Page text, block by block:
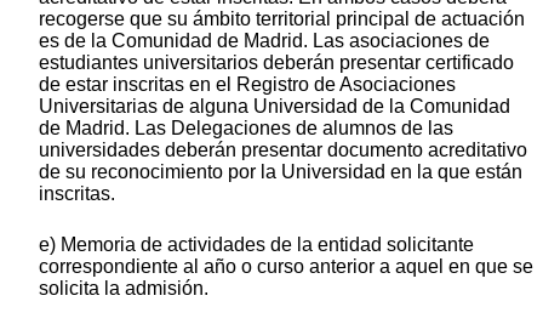
recogerse que su ámbito territorial principal de actuación
es de la Comunidad de Madrid. Las asociaciones de
estudiantes universitarios deberán presentar certificado
de estar inscritas en el Registro de Asociaciones
Universitarias de alguna Universidad de la Comunidad
de Madrid. Las Delegaciones de alumnos de las
universidades deberán presentar documento acreditativo
de su reconocimiento por la Universidad en la que están
inscritas.
e) Memoria de actividades de la entidad solicitante
correspondiente al año o curso anterior a aquel en que se
solicita la admisión.